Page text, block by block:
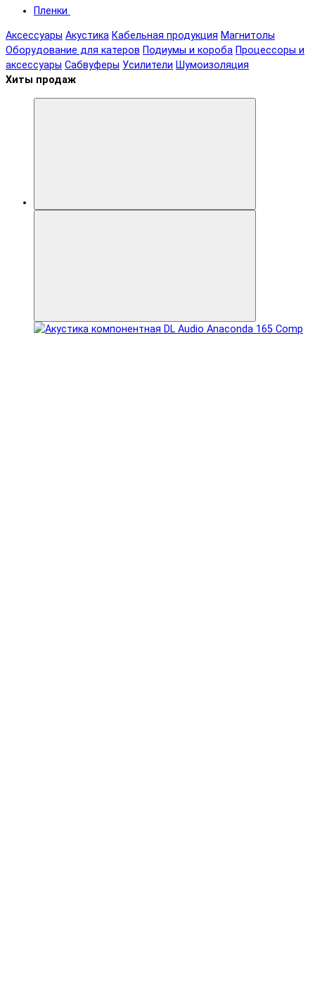
Пленки
Аксессуары Акустика Кабельная продукция Магнитолы
Оборудование для катеров Подиумы и короба Процессоры и
аксессуары Сабвуферы Усилители Шумоизоляция
Хиты продаж